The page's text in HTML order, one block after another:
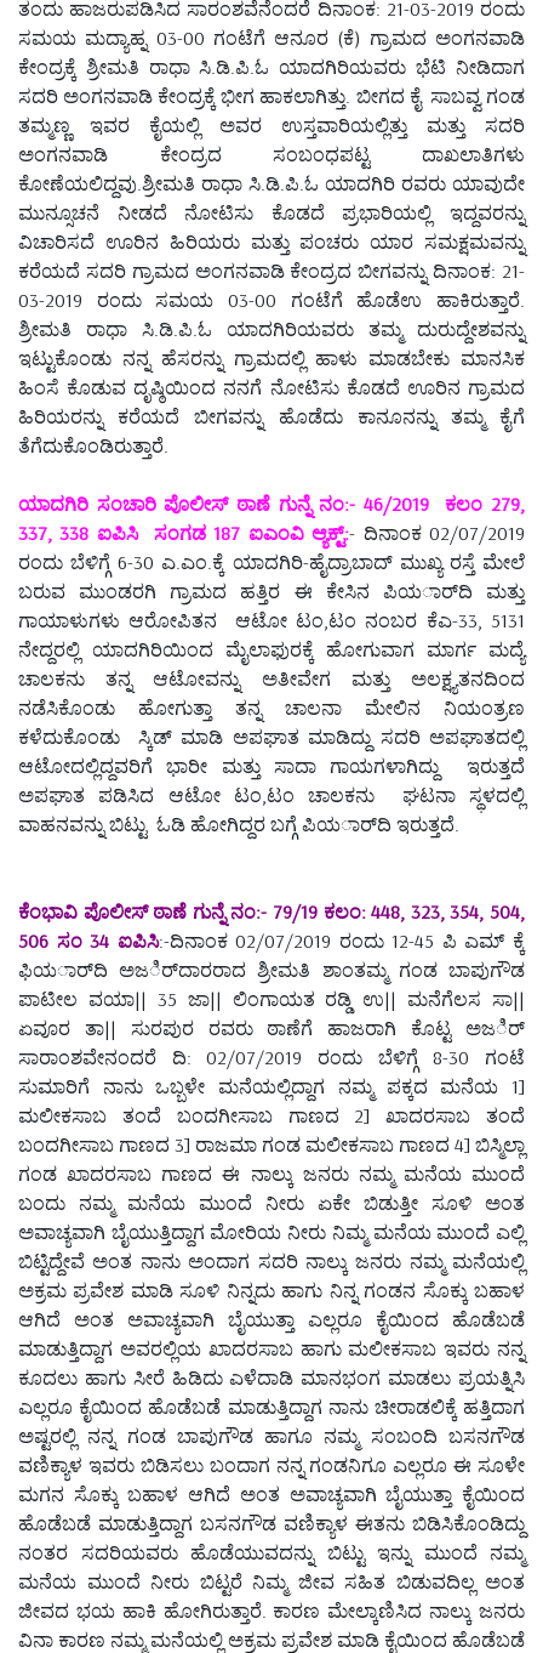
ತಂದು ಹಾಜರುಪಡಿಸಿದ ಸಾರಂಶವೆನೆಂದರೆ ದಿನಾಂಕ: 21-03-2019 ರಂದು
ಸಮಯ ಮದ್ಯಾಹ್ನ 03-00 ಗಂಟೆಗೆ ಆನೂರ (ಕೆ) ಗ್ರಾಮದ ಅಂಗನವಾಡಿ
ಕೇಂದ್ರಕ್ಕೆ ಶ್ರೀಮತಿ ರಾಧಾ ಸಿ.ಡಿ.ಪಿ.ಓ ಯಾದಗಿರಿಯವರು ಭೆಟಿ ನೀಡಿದಾಗ
ಸದರಿ ಅಂಗನವಾಡಿ ಕೇಂದ್ರಕ್ಕೆ ಭೀಗ ಹಾಕಲಾಗಿತ್ತು. ಬೀಗದ ಕೈ ಸಾಬವ್ವ ಗಂಡ
ತಮ್ಮಣ್ಣ ಇವರ ಕೈಯಲ್ಲಿ ಅವರ ಉಸ್ತವಾರಿಯಲ್ಲಿತ್ತು ಮತ್ತು ಸದರಿ
ಅಂಗನವಾಡಿ ಕೇಂದ್ರದ ಸಂಬಂಧಪಟ್ಟ ದಾಖಲಾತಿಗಳು
ಕೋಣೆಯಲಿದ್ದವು.ಶ್ರೀಮತಿ ರಾಧಾ ಸಿ.ಡಿ.ಪಿ.ಓ ಯಾದಗಿರಿ ರವರು ಯಾವುದೇ
ಮುನ್ಸೂಚನೆ ನೀಡದೆ ನೋಟಿಸು ಕೊಡದೆ ಪ್ರಭಾರಿಯಲ್ಲಿ ಇದ್ದವರನ್ನು
ವಿಚಾರಿಸದೆ ಊರಿನ ಹಿರಿಯರು ಮತ್ತು ಪಂಚರು ಯಾರ ಸಮಕ್ಷಮವನ್ನು
ಕರೆಯದೆ ಸದರಿ ಗ್ರಾಮದ ಅಂಗನವಾಡಿ ಕೇಂದ್ರದ ಬೀಗವನ್ನು ದಿನಾಂಕ: 21-
03-2019 ರಂದು ಸಮಯ 03-00 ಗಂಟೆಗೆ ಹೊಡೆಉ ಹಾಕಿರುತ್ತಾರೆ.
ಶ್ರೀಮತಿ ರಾಧಾ ಸಿ.ಡಿ.ಪಿ.ಓ ಯಾದಗಿರಿಯವರು ತಮ್ಮ ದುರುದ್ದೇಶವನ್ನು
ಇಟ್ಟುಕೊಂಡು ನನ್ನ ಹೆಸರನ್ನು ಗ್ರಾಮದಲ್ಲಿ ಹಾಳು ಮಾಡಬೇಕು ಮಾನಸಿಕ
ಹಿಂಸೆ ಕೊಡುವ ದೃಷ್ಠಿಯಿಂದ ನನಗೆ ನೋಟಿಸು ಕೊಡದೆ ಊರಿನ ಗ್ರಾಮದ
ಹಿರಿಯರನ್ನು ಕರೆಯದೆ ಬೀಗವನ್ನು ಹೊಡೆದು ಕಾನೂನನ್ನು ತಮ್ಮ ಕೈಗೆ
ತೆಗೆದುಕೊಂಡಿರುತ್ತಾರೆ.
ಯಾದಗಿರಿ ಸಂಚಾರಿ ಪೊಲೀಸ್ ಠಾಣೆ ಗುನ್ನೆ ನಂ:- 46/2019 ಕಲಂ 279,
337, 338 ಐಪಿಸಿ ಸಂಗಡ 187 ಐಎಂವಿ ಆ್ಯಕ್ಟ್:- ದಿನಾಂಕ 02/07/2019
ರಂದು ಬೆಳಿಗ್ಗೆ 6-30 ಎ.ಎಂ.ಕ್ಕೆ ಯಾದಗಿರಿ-ಹೈದ್ರಾಬಾದ್ ಮುಖ್ಯ ರಸ್ತೆ ಮೇಲೆ
ಬರುವ ಮುಂಡರಗಿ ಗ್ರಾಮದ ಹತ್ತಿರ ಈ ಕೇಸಿನ ಪಿಯರ್ಾದಿ ಮತ್ತು
ಗಾಯಾಳುಗಳು ಆರೋಪಿತನ ಆಟೋ ಟಂ,ಟಂ ನಂಬರ ಕೆಎ-33, 5131
ನೇದ್ದರಲ್ಲಿ ಯಾದಗಿರಿಯಿಂದ ಮೈಲಾಫುರಕ್ಕೆ ಹೋಗುವಾಗ ಮಾರ್ಗ ಮದ್ಯೆ
ಚಾಲಕನು ತನ್ನ ಆಟೋವನ್ನು ಅತೀವೇಗ ಮತ್ತು ಅಲಕ್ಷ್ಯತನದಿಂದ
ನಡೆಸಿಕೊಂಡು ಹೋಗುತ್ತಾ ತನ್ನ ಚಾಲನಾ ಮೇಲಿನ ನಿಯಂತ್ರಣ
ಕಳೆದುಕೊಂಡು ಸ್ಕಿಡ್ ಮಾಡಿ ಅಪಘಾತ ಮಾಡಿದ್ದು ಸದರಿ ಅಪಘಾತದಲ್ಲಿ
ಆಟೋದಲ್ಲಿದ್ದವರಿಗೆ ಭಾರೀ ಮತ್ತು ಸಾದಾ ಗಾಯಗಳಾಗಿದ್ದು ಇರುತ್ತದೆ
ಅಪಘಾತ ಪಡಿಸಿದ ಆಟೋ ಟಂ,ಟಂ ಚಾಲಕನು ಘಟನಾ ಸ್ಥಳದಲ್ಲಿ
ವಾಹನವನ್ನು ಬಿಟ್ಟು ಓಡಿ ಹೋಗಿದ್ದರ ಬಗ್ಗೆ ಪಿಯರ್ಾದಿ ಇರುತ್ತದೆ.
ಕೆಂಭಾವಿ ಪೊಲೀಸ್ ಠಾಣೆ ಗುನ್ನೆ ನಂ:- 79/19 ಕಲಂ: 448, 323, 354, 504,
506 ಸಂ 34 ಐಪಿಸಿ:-ದಿನಾಂಕ 02/07/2019 ರಂದು 12-45 ಪಿ ಎಮ್ ಕ್ಕೆ
ಫಿಯರ್ಾದಿ ಅಜರ್ಿದಾರರಾದ ಶ್ರೀಮತಿ ಶಾಂತಮ್ಮ ಗಂಡ ಬಾಪುಗೌಡ
ಪಾಟೀಲ ವಯಾ|| 35 ಜಾ|| ಲಿಂಗಾಯತ ರಡ್ಡಿ ಉ|| ಮನೆಗೆಲಸ ಸಾ||
ಏವೂರ ತಾ|| ಸುರಪುರ ರವರು ಠಾಣೆಗೆ ಹಾಜರಾಗಿ ಕೊಟ್ಟ ಅಜರ್ಿ
ಸಾರಾಂಶವೇನಂದರೆ ದಿ: 02/07/2019 ರಂದು ಬೆಳಿಗ್ಗೆ 8-30 ಗಂಟೆ
ಸುಮಾರಿಗೆ ನಾನು ಒಬ್ಬಳೇ ಮನೆಯಲ್ಲಿದ್ದಾಗ ನಮ್ಮ ಪಕ್ಕದ ಮನೆಯ 1]
ಮಲೀಕಸಾಬ ತಂದೆ ಬಂದಗೀಸಾಬ ಗಾಣದ 2] ಖಾದರಸಾಬ ತಂದೆ
ಬಂದಗೀಸಾಬ ಗಾಣದ 3] ರಾಜಮಾ ಗಂಡ ಮಲೀಕಸಾಬ ಗಾಣದ 4] ಬಿಸ್ಮಿಲ್ಲಾ
ಗಂಡ ಖಾದರಸಾಬ ಗಾಣದ ಈ ನಾಲ್ಕು ಜನರು ನಮ್ಮ ಮನೆಯ ಮುಂದೆ
ಬಂದು ನಮ್ಮ ಮನೆಯ ಮುಂದೆ ನೀರು ಏಕೇ ಬಿಡುತ್ತೀ ಸೂಳಿ ಅಂತ
ಅವಾಚ್ಯವಾಗಿ ಬೈಯುತ್ತಿದ್ದಾಗ ಮೋರಿಯ ನೀರು ನಿಮ್ಮ ಮನೆಯ ಮುಂದೆ ಎಲ್ಲಿ
ಬಿಟ್ಟಿದ್ದೇವೆ ಅಂತ ನಾನು ಅಂದಾಗ ಸದರಿ ನಾಲ್ಕು ಜನರು ನಮ್ಮ ಮನೆಯಲ್ಲಿ
ಅಕ್ರಮ ಪ್ರವೇಶ ಮಾಡಿ ಸೂಳಿ ನಿನ್ನದು ಹಾಗು ನಿನ್ನ ಗಂಡನ ಸೊಕ್ಕು ಬಹಾಳ
ಆಗಿದೆ ಅಂತ ಅವಾಚ್ಯವಾಗಿ ಬೈಯುತ್ತಾ ಎಲ್ಲರೂ ಕೈಯಿಂದ ಹೊಡೆಬಡೆ
ಮಾಡುತ್ತಿದ್ದಾಗ ಅವರಲ್ಲಿಯ ಖಾದರಸಾಬ ಹಾಗು ಮಲೀಕಸಾಬ ಇವರು ನನ್ನ
ಕೂದಲು ಹಾಗು ಸೀರೆ ಹಿಡಿದು ಎಳೆದಾಡಿ ಮಾನಭಂಗ ಮಾಡಲು ಪ್ರಯತ್ನಿಸಿ
ಎಲ್ಲರೂ ಕೈಯಿಂದ ಹೊಡೆಬಡೆ ಮಾಡುತ್ತಿದ್ದಾಗ ನಾನು ಚೀರಾಡಲಿಕ್ಕೆ ಹತ್ತಿದಾಗ
ಅಷ್ಟರಲ್ಲಿ ನನ್ನ ಗಂಡ ಬಾಪುಗೌಡ ಹಾಗೂ ನಮ್ಮ ಸಂಬಂದಿ ಬಸನಗೌಡ
ವಣಿಕ್ಯಾಳ ಇವರು ಬಿಡಿಸಲು ಬಂದಾಗ ನನ್ನ ಗಂಡನಿಗೂ ಎಲ್ಲರೂ ಈ ಸೂಳೇ
ಮಗನ ಸೊಕ್ಕು ಬಹಾಳ ಆಗಿದೆ ಅಂತ ಅವಾಚ್ಯವಾಗಿ ಬೈಯುತ್ತಾ ಕೈಯಿಂದ
ಹೊಡೆಬಡೆ ಮಾಡುತ್ತಿದ್ದಾಗ ಬಸನಗೌಡ ವಣಿಕ್ಯಾಳ ಈತನು ಬಿಡಿಸಿಕೊಂಡಿದ್ದು
ನಂತರ ಸದರಿಯವರು ಹೊಡೆಯುವದನ್ನು ಬಿಟ್ಟು ಇನ್ನು ಮುಂದೆ ನಮ್ಮ
ಮನೆಯ ಮುಂದೆ ನೀರು ಬಿಟ್ಟರೆ ನಿಮ್ಮ ಜೀವ ಸಹಿತ ಬಿಡುವದಿಲ್ಲ ಅಂತ
ಜೀವದ ಭಯ ಹಾಕಿ ಹೋಗಿರುತ್ತಾರೆ. ಕಾರಣ ಮೇಲ್ಕಾಣಿಸಿದ ನಾಲ್ಕು ಜನರು
ವಿನಾ ಕಾರಣ ನಮ್ಮ ಮನೆಯಲ್ಲಿ ಅಕ್ರಮ ಪ್ರವೇಶ ಮಾಡಿ ಕೈಯಿಂದ ಹೊಡೆಬಡೆ